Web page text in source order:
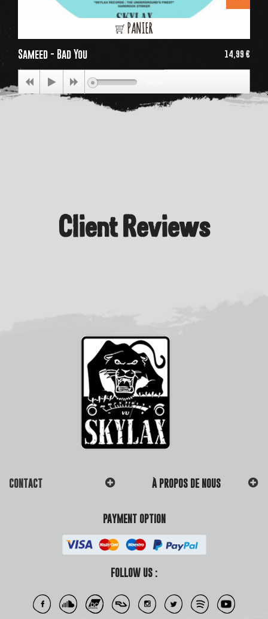
PANIER
Sameed - Bad You 14,99 €
Client Reviews
CONTACT À PROPOS DE NOUS
PAYMENT OPTION
FOLLOW US :